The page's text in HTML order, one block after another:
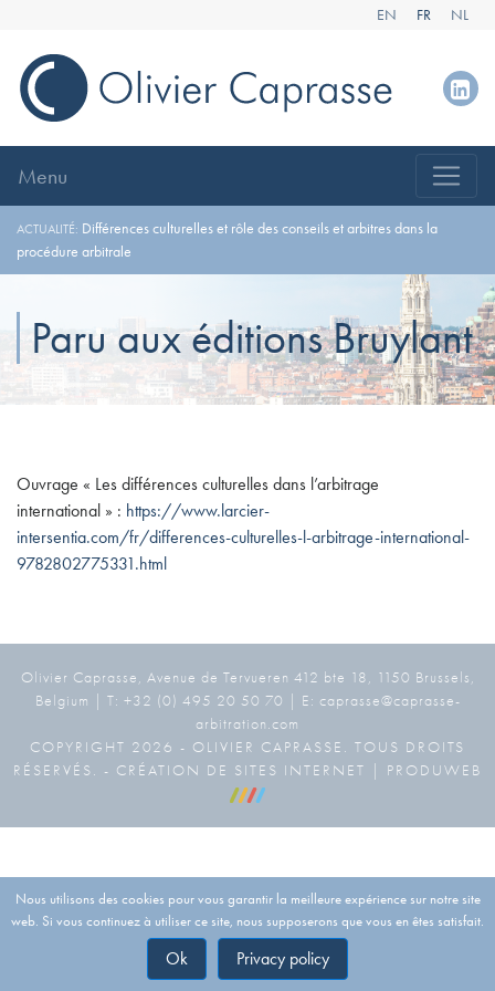
EN FR NL
Menu
ACTUALITÉ: Différences culturelles et rôle des conseils et arbitres dans la
procédure arbitrale
Paru aux éditions Bruylant
Ouvrage « Les différences culturelles dans l’arbitrage
international » : https://www.larcier-
intersentia.com/fr/differences-culturelles-l-arbitrage-international-
9782802775331.html
Olivier Caprasse, Avenue de Tervueren 412 bte 18, 1150 Brussels,
Belgium | T: +32 (0) 495 20 50 70 | E: caprasse@caprasse-
arbitration.com
COPYRIGHT 2026 - OLIVIER CAPRASSE. TOUS DROITS
RÉSERVÉS. - CRÉATION DE SITES INTERNET | PRODUWEB
Nous utilisons des cookies pour vous garantir la meilleure expérience sur notre site
web. Si vous continuez à utiliser ce site, nous supposerons que vous en êtes satisfait.
Ok Privacy policy